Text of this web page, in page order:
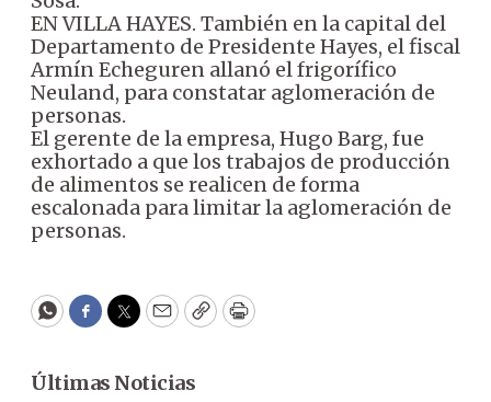
EN VILLA HAYES. También en la capital del
Departamento de Presidente Hayes, el fiscal
Armín Echeguren allanó el frigorífico
Neuland, para constatar aglomeración de
personas.
El gerente de la empresa, Hugo Barg, fue
exhortado a que los trabajos de producción
de alimentos se realicen de forma
escalonada para limitar la aglomeración de
personas.
WhatsApp
Facebook
Twitter
EmailCopyPrint
Últimas Noticias